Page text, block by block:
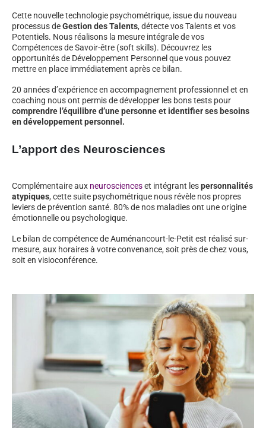
Cette nouvelle technologie psychométrique, issue du nouveau
processus deGestion des Talents, détecte vos Talents et vos
Potentiels. Nous réalisons la mesure intégrale de vos
Compétences de Savoir-être (soft skills). Découvrez les
opportunités de Développement Personnel que vous pouvez
mettre en place immédiatement après ce bilan.
20 années d’expérience en accompagnement professionnel et en
coaching nous ont permis de développer les bons tests pour
comprendre l’équilibre d’une personne et identifier ses besoins
en développement personnel.
L’apport des Neurosciences
Complémentaire aux neuroscienceset intégrant lespersonnalités
atypiques, cette suite psychométrique nous révèle nos propres
leviers de prévention santé. 80% de nos maladies ont une origine
émotionnelle ou psychologique.
Le bilan de compétence de Auménancourt-le-Petit est réalisé sur-
mesure, aux horaires à votre convenance, soit près de chez vous,
soit en visioconférence.